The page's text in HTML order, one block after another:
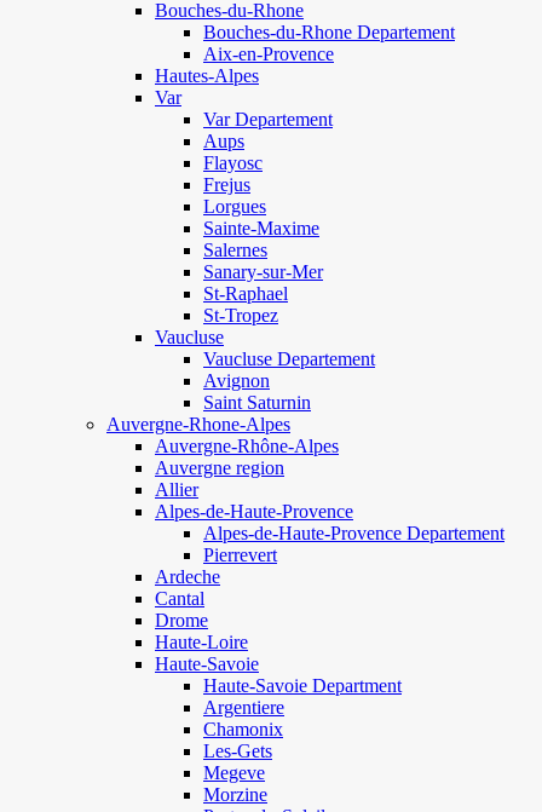
Bouches-du-Rhone
Bouches-du-Rhone Departement
Aix-en-Provence
Hautes-Alpes
Var
Var Departement
Aups
Flayosc
Frejus
Lorgues
Sainte-Maxime
Salernes
Sanary-sur-Mer
St-Raphael
St-Tropez
Vaucluse
Vaucluse Departement
Avignon
Saint Saturnin
Auvergne-Rhone-Alpes
Auvergne-Rhône-Alpes
Auvergne region
Allier
Alpes-de-Haute-Provence
Alpes-de-Haute-Provence Departement
Pierrevert
Ardeche
Cantal
Drome
Haute-Loire
Haute-Savoie
Haute-Savoie Department
Argentiere
Chamonix
Les-Gets
Megeve
Morzine